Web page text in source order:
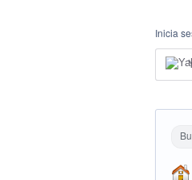
Inicia